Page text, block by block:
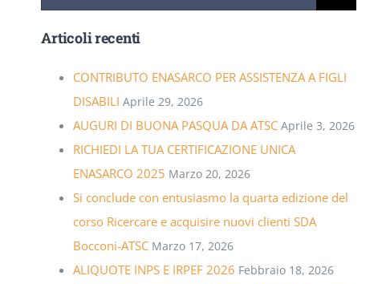
Articoli recenti
CONTRIBUTO ENASARCO PER ASSISTENZA A FIGLI
DISABILI Aprile 29, 2026
AUGURI DI BUONA PASQUA DA ATSC Aprile 3, 2026
RICHIEDI LA TUA CERTIFICAZIONE UNICA
ENASARCO 2025 Marzo 20, 2026
Si conclude con entusiasmo la quarta edizione del
corso Ricercare e acquisire nuovi clienti SDA
Bocconi-ATSC Marzo 17, 2026
ALIQUOTE INPS E IRPEF 2026 Febbraio 18, 2026